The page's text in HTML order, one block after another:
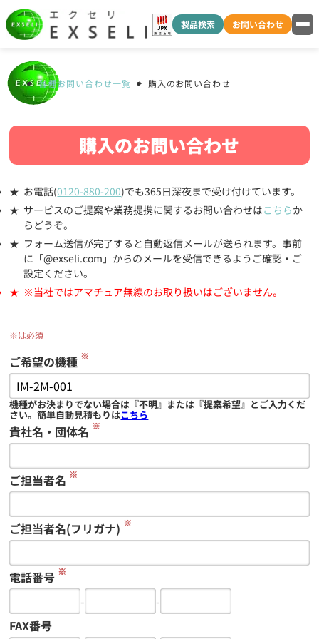
製品検索 お問い合わせ
各種お問い合わせ一覧 購入のお問い合わせ
購入のお問い合わせ
お電話(0120-880-200)でも365日深夜まで受け付けています。
サービスのご提案や業務提携に関するお問い合わせはこちらか
らどうぞ。
フォーム送信が完了すると自動返信メールが送られます。事前
に「@exseli.com」からのメールを受信できるようご確認・ご
設定ください。
※当社ではアマチュア無線のお取り扱いはございません。
※は必須
ご希望の機種 ※
機種がお決まりでない場合は『不明』または『提案希望』とご入力くだ
さい。簡単自動見積もりはこちら
貴社名・団体名 ※
ご担当者名 ※
ご担当者名(フリガナ) ※
電話番号 ※
-
-
FAX番号